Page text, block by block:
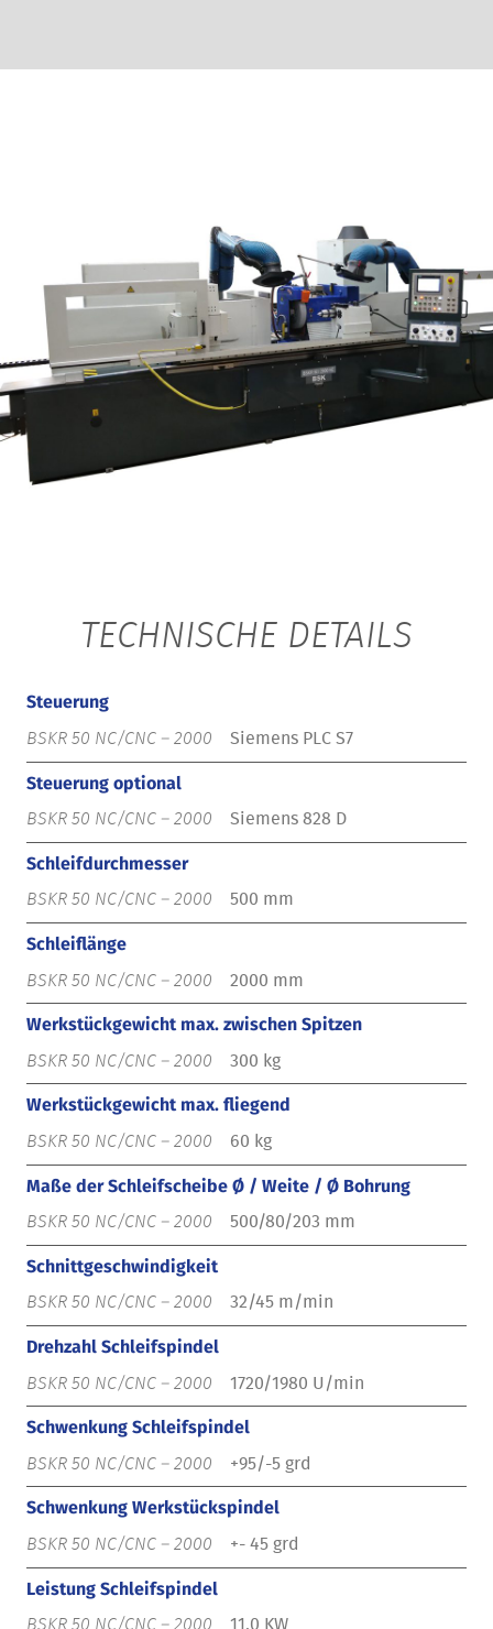
TECHNISCHE DETAILS
Steuerung
Siemens PLC S7
Steuerung optional
Siemens 828 D
Schleifdurchmesser
500 mm
Schleiflänge
2000 mm
Werkstückgewicht max. zwischen Spitzen
300 kg
Werkstückgewicht max. fliegend
60 kg
Maße der Schleifscheibe Ø / Weite / Ø Bohrung
500/80/203 mm
Schnittgeschwindigkeit
32/45 m/min
Drehzahl Schleifspindel
1720/1980 U/min
Schwenkung Schleifspindel
+95/-5 grd
Schwenkung Werkstückspindel
+- 45 grd
Leistung Schleifspindel
11,0 KW